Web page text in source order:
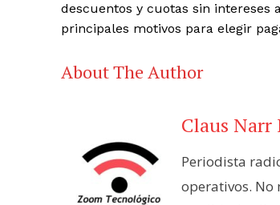
descuentos y cuotas sin intereses
principales motivos para elegir
About The Author
Claus Narr
Periodista
operativos. No